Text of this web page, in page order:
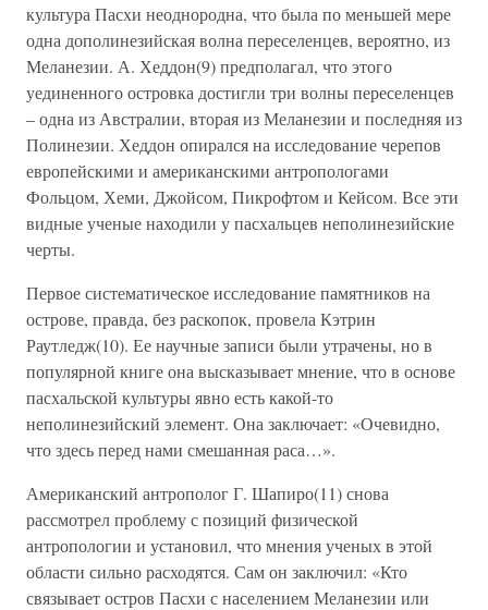
культура Пасхи неоднородна, что была по меньшей мере
одна дополинезийская волна переселенцев, вероятно, из
Меланезии. А. Хеддон(9) предполагал, что этого
уединенного островка достигли три волны переселенцев
– одна из Австралии, вторая из Меланезии и последняя из
Полинезии. Хеддон опирался на исследование черепов
европейскими и американскими антропологами
Фольцом, Хеми, Джойсом, Пикрофтом и Кейсом. Все эти
видные ученые находили у пасхальцев неполинезийские
черты.
Первое систематическое исследование памятников на
острове, правда, без раскопок, провела Кэтрин
Раутледж(10). Ее научные записи были утрачены, но в
популярной книге она высказывает мнение, что в основе
пасхальской культуры явно есть какой-то
неполинезийский элемент. Она заключает: «Очевидно,
что здесь перед нами смешанная раса…».
Американский антрополог Г. Шапиро(11) снова
рассмотрел проблему с позиций физической
антропологии и установил, что мнения ученых в этой
области сильно расходятся. Сам он заключил: «Кто
связывает остров Пасхи с населением Меланезии или